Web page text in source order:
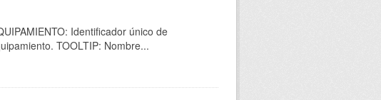
Identificador único de
TOOLTIP: Nombre...